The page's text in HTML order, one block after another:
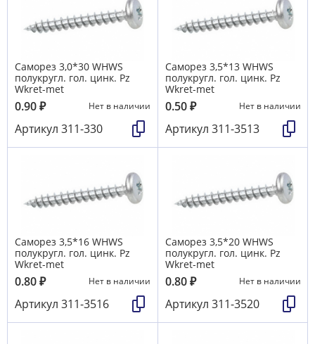
Саморез 3,0*30 WHWS
полукругл. гол. цинк. Pz
Wkret-met
0.90₽ Нет в наличии
Артикул 311-330
Саморез 3,5*13 WHWS
полукругл. гол. цинк. Pz
Wkret-met
0.50₽ Нет в наличии
Артикул 311-3513
Саморез 3,5*16 WHWS
полукругл. гол. цинк. Pz
Wkret-met
0.80₽ Нет в наличии
Артикул 311-3516
Саморез 3,5*20 WHWS
полукругл. гол. цинк. Pz
Wkret-met
0.80₽ Нет в наличии
Артикул 311-3520